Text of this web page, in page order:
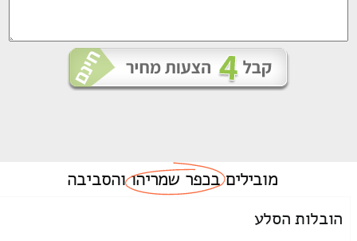
מוביליםבכפר שמריהווהסביבה
הובלות הסלע